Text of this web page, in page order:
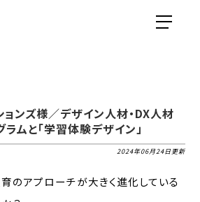
ンズ様／デザイン人材・DX人材
ムと「学習体験デザイン」
2024年06月24日更新
のアプローチが大きく進化している